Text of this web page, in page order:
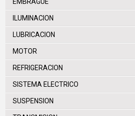
ILUMINACION
LUBRICACION
MOTOR
REFRIGERACION
SISTEMA ELECTRICO
SUSPENSION